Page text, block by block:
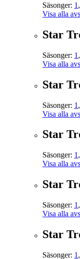
Säsonger: 1 ,
Visa alla
Star
Säsonger: 1 ,
Visa alla
Star
Säsonger: 1 ,
Visa alla
Star
Säsonger: 1 ,
Visa alla
Star
Säsonger: 1 ,
Visa alla
Star
Säsonger: 1 ,